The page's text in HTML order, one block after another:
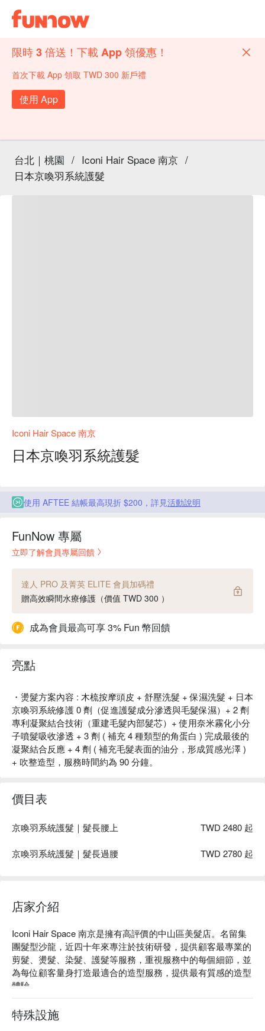
限時 3 倍送！下載 App 領優惠！
首次下載 App 領取 TWD 300 新戶禮
使用 App
台北｜桃園 / Iconi Hair Space 南京 /
日本京喚羽系統護髮
Iconi Hair Space 南京
日本京喚羽系統護髮
使用 AFTEE 結帳最高現折 $200，詳見活動說明
FunNow 專屬
立即了解會員專屬回饋
達人 PRO 及菁英 ELITE 會員加碼禮
贈高效瞬間水療修護（價值 TWD 300 ）
成為會員最高可享 3% Fun 幣回饋
亮點
・燙髮方案內容 : 木梳按摩頭皮 + 舒壓洗髮 + 保濕洗髮 + 日本
京喚羽系統修護 0 劑（促進護髮成分滲透與毛髮保濕）+ 2 劑
專利凝聚結合技術（重建毛髮內部髮芯）+ 使用奈米霧化小分
子噴髮吸收滲透 + 3 劑 ( 補充 4 種類型的角蛋白 ) 完成最後的
凝聚結合反應 + 4 劑 ( 補充毛髮表面的油分，形成質感光澤 )
+ 吹整造型，服務時間約為 90 分鐘。
價目表
京喚羽系統護髮｜髮長腰上 TWD 2480 起
京喚羽系統護髮｜髮長過腰 TWD 2780 起
店家介紹
Iconi Hair Space 南京是擁有高評價的中山區美髮店。名留集
團髮型沙龍，近四十年來專注於技術研發，提供顧客最專業的
剪髮、燙髮、染髮、護髮等服務，重視服務中的每個細節，並
為每位顧客量身打造最適合的造型服務，提供最有質感的造型
體驗。
Iconi Hair Space 南京評價：Google 5 星好評
Iconi Hair Space 南京服務：提供顧客最專業的剪髮、燙髮、
染髮、護髮等服務。
特殊設施